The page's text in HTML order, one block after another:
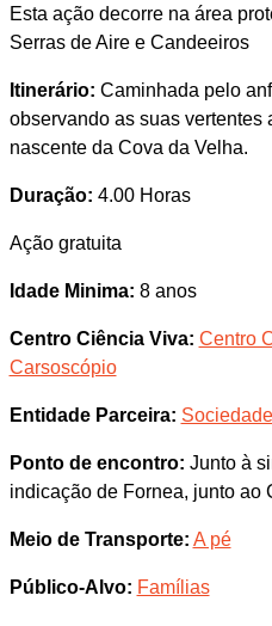
Esta ação decorre na área
Serras de Aire e Candeeiros
Itinerário: Caminhada pelo
observando as suas vertentes
nascente da Cova da Velha.
Duração: 4.00 Horas
Ação gratuita
Idade Minima: 8 anos
Centro Ciência Viva: Centro
Carsoscópio
Entidade Parceira:
Ponto de encontro: Junto à
indicação de Fornea, junto ao
Meio de Transporte: A pé
Público-Alvo: Famílias